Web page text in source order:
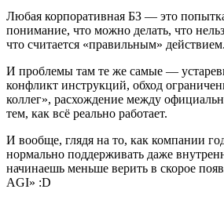
Любая корпоративная БЗ — это
понимание, что можно делать, что
что считается «правильным» действием.
И проблемы там те же самые —
конфликт инструкций, обход
коллег», расхождение между
тем, как всё реально работает.
И вообще, глядя на то, как компании
нормально поддерживать даже
начинаешь меньше верить в скорое
AGI» :D